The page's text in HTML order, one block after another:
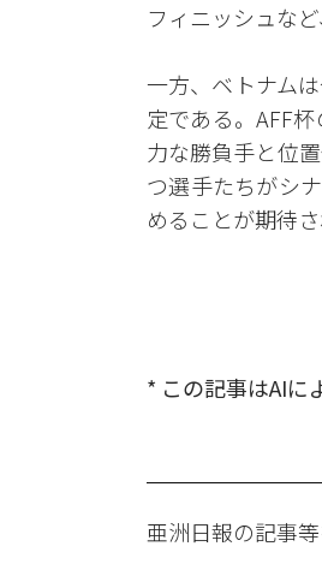
フィニッシュな
一方、ベトナム
定である。AFF
力な勝負手と位
つ選手たちがシ
めることが期待さ
* この記事はAIに
亜洲日報の記事